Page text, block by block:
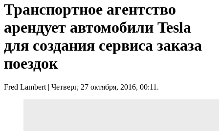
Транспортное агентство
арендует автомобили Tesla
для создания сервиса заказа
поездок
Fred Lambert| Четверг, 27 октября, 2016, 00:11.